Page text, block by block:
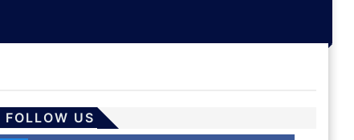
FOLLOW US